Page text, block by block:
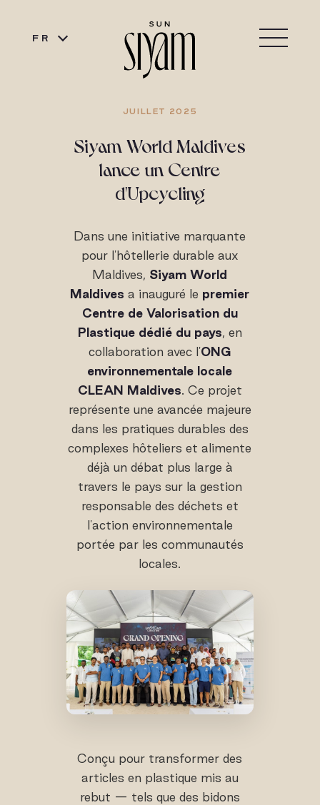
FR
JUILLET 2025
Siyam World Maldives
lance un Centre
d'Upcycling
Dans une initiative marquante
pour l'hôtellerie durable aux
Maldives, Siyam World
Maldives a inauguré le premier
Centre de Valorisation du
Plastique dédié du pays, en
collaboration avec l'ONG
environnementale locale
CLEAN Maldives. Ce projet
représente une avancée majeure
dans les pratiques durables des
complexes hôteliers et alimente
déjà un débat plus large à
travers le pays sur la gestion
responsable des déchets et
l'action environnementale
portée par les communautés
locales.
Conçu pour transformer des
articles en plastique mis au
rebut — tels que des bidons